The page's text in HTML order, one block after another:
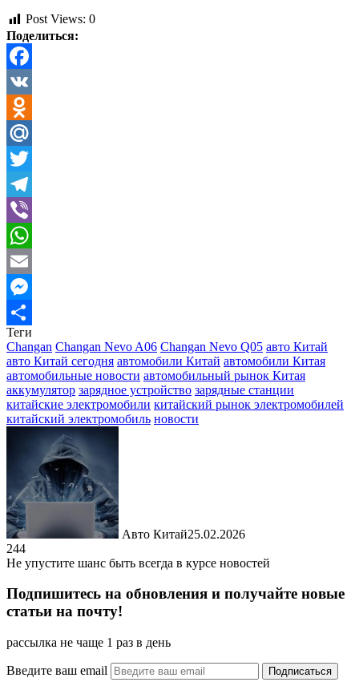
Post Views: 0
Поделиться:
Facebook
VK
Odnoklassniki
Mail.Ru
Twitter
Telegram
Viber
WhatsApp
Email
Messenger
Отправить
Теги
Changan Changan Nevo A06 Changan Nevo Q05 авто Китай
авто Китай сегодня автомобили Китай автомобили Китая
автомобильные новости автомобильный рынок Китая
аккумулятор зарядное устройство зарядные станции
китайские электромобили китайский рынок электромобилей
китайский электромобиль новости
Авто Китай25.02.2026
244
Не упустите шанс быть всегда в курсе новостей
Подпишитесь на обновления и получайте новые
статьи на почту!
рассылка не чаще 1 раз в день
Введите ваш email